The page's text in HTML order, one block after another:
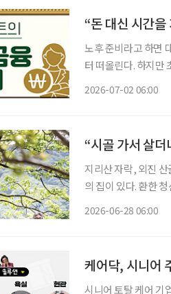
“돈 대신 시간을
노후 준비라고 하면
터 떠올린다. 하지만
2026-07-02 06:00
“시골 가서 살
지리산 자락, 외진 산
의 집이 있다. 환한
2026-06-28 06:00
케어닥, 시니어
시니어 토탈 케어 기